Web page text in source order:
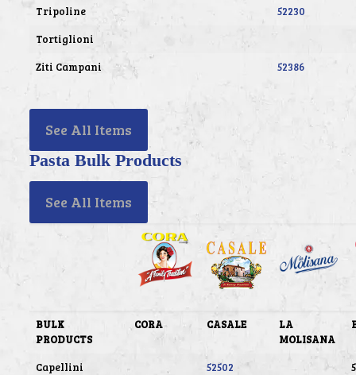
Tripoline
52230
Tortiglioni
Ziti Campani
52386
See All Items
Pasta Bulk Products
See All Items
BULK
PRODUCTS
CORA CASALE
LA
MOLISANA
Capellini 52502